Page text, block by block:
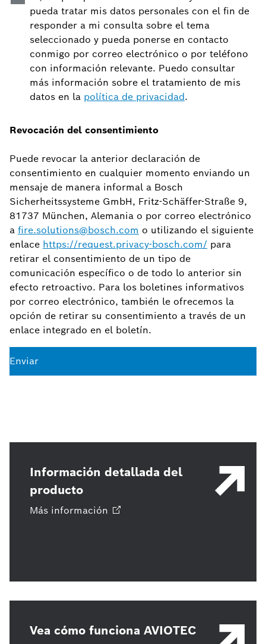
pueda tratar mis datos personales con el fin de
responder a mi consulta sobre el tema
seleccionado y pueda ponerse en contacto
conmigo por correo electrónico o por teléfono
con información relevante. Puedo consultar
más información sobre el tratamiento de mis
datos en la política de privacidad.
Revocación del consentimiento
Puede revocar la anterior declaración de
consentimiento en cualquier momento enviando un
mensaje de manera informal a Bosch
Sicherheitssysteme GmbH, Fritz-Schäffer-Straße 9,
81737 München, Alemania o por correo electrónico
a fire.solutions@bosch.com o utilizando el siguiente
enlace https://request.privacy-bosch.com/ para
retirar el consentimiento de un tipo de
comunicación específico o de todo lo anterior sin
efecto retroactivo. Para los boletines informativos
por correo electrónico, también le ofrecemos la
opción de retirar su consentimiento a través de un
enlace integrado en el boletín.
Enviar
Información detallada del
producto
Más información
Vea cómo funciona AVIOTEC